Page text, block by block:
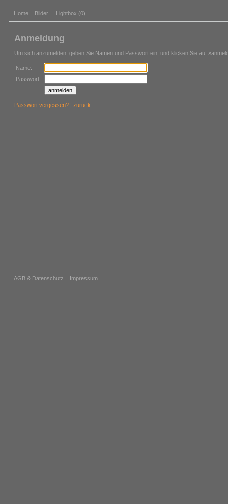
Home Bilder Lightbox (0)
AGB & Datenschutz Impressum
Anmeldung
Um sich anzumelden, geben Sie Namen und Passwort ein, und klicken Sie auf
Name:
Passwort:
Passwort vergessen? | zurück